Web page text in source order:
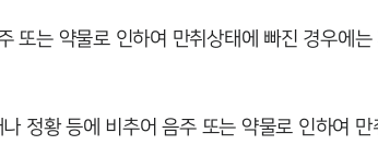
는 약물로 인하여 만취상태에 빠진 경우에는
정황 등에 비추어 음주 또는 약물로 인하여 만